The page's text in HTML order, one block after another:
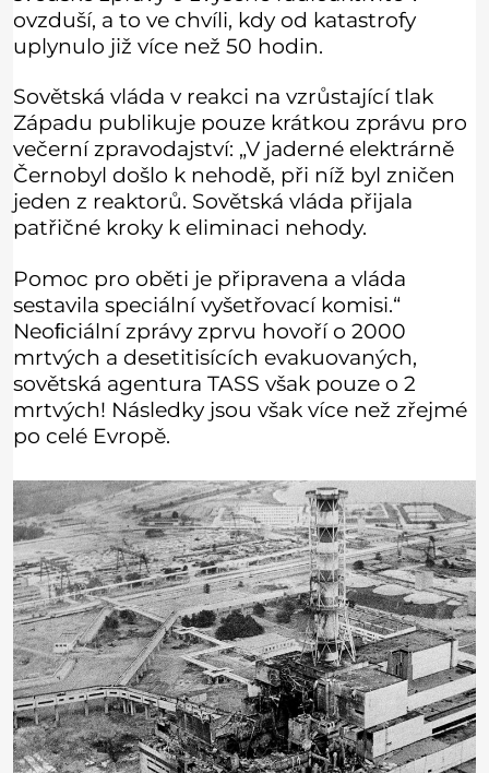
ovzduší, a to ve chvíli, kdy od katastrofy
uplynulo již více než 50 hodin.
Sovětská vláda v reakci na vzrůstající tlak
Západu publikuje pouze krátkou zprávu pro
večerní zpravodajství: „V jaderné elektrárně
Černobyl došlo k nehodě, při níž byl zničen
jeden z reaktorů. Sovětská vláda přijala
patřičné kroky k eliminaci nehody.
Pomoc pro oběti je připravena a vláda
sestavila speciální vyšetřovací komisi.“
Neoﬁciální zprávy zprvu hovoří o 2000
mrtvých a desetitisících evakuovaných,
sovětská agentura TASS však pouze o 2
mrtvých! Následky jsou však více než zřejmé
po celé Evropě.